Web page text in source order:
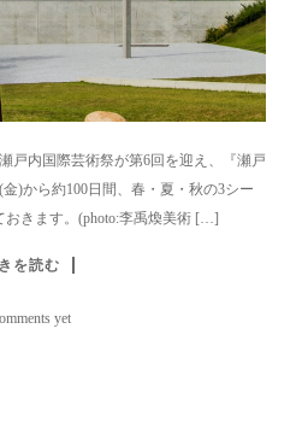
戸内国際芸術祭が第6回を迎え、『瀬戸
)から約100日間、春・夏・秋の3シー
きます。(photo:李禹煥美術 […]
を読む
yet